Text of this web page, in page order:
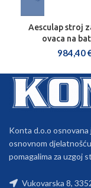
Aesculap stroj
ovaca na
984,40
Konta d.o.o
osnovnom
pomagalima za uzgoj
Vukovarska 8,